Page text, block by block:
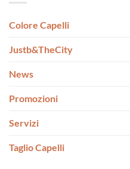
Colore Capelli
Justb&TheCity
News
Promozioni
Servizi
Taglio Capelli